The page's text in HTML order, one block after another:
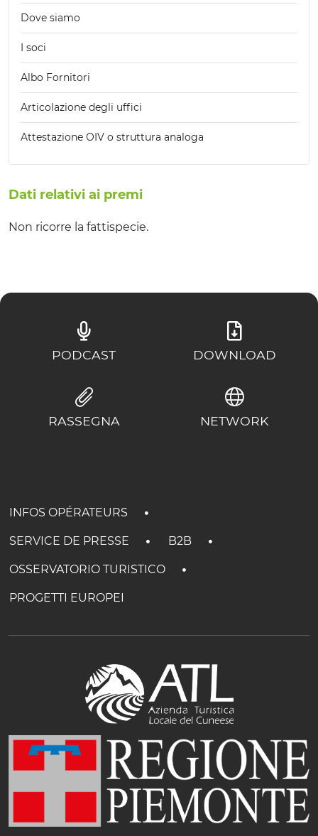
Dove siamo
I soci
Albo Fornitori
Articolazione degli uffici
Attestazione OIV o struttura analoga
Dati relativi ai premi
Non ricorre la fattispecie.
PODCAST DOWNLOAD
RASSEGNA NETWORK
INFOS OPÉRATEURS
SERVICE DE PRESSE B2B
OSSERVATORIO TURISTICO
PROGETTI EUROPEI